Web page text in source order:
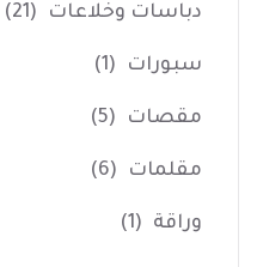
دباسات وخلاعات (21)
سبورات (1)
مقصات (5)
مقلمات (6)
وراقة (1)